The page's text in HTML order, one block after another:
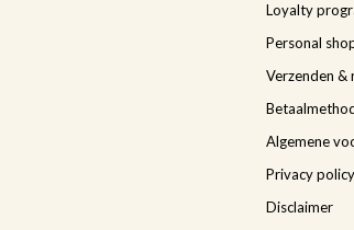
Loyalty
Personal
Verzenden &
Algemene
Privacy policy
Disclaimer